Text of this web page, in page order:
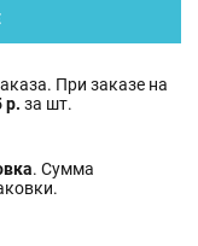
При заказе на
р. за шт.
. Сумма